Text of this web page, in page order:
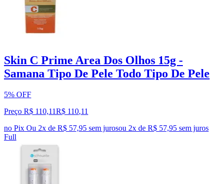
Skin C Prime Area Dos Olhos 15g -
Samana Tipo De Pele Todo Tipo De Pele
5% OFF
Preço R$ 110,11R$ 110,11
no Pix Ou 2x de R$ 57,95 sem jurosou 2x de R$ 57,95 sem juros
Full